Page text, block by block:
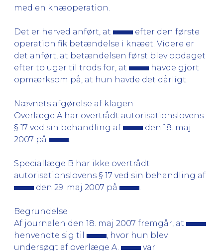
med en knæoperation.
Det er herved anført, at
efter den første
operation fik betændelse i knæet. Videre er
det anført, at betændelsen først blev opdaget
efter to uger til trods for, at
havde gjort
opmærksom på, at hun havde det dårligt.
Nævnets afgørelse af klagen
Overlæge A har overtrådt autorisationslovens
§ 17 ved sin behandling af
den 18. maj
2007 på
Speciallæge B har ikke overtrådt
autorisationslovens § 17 ved sin behandling af
den 29. maj 2007 på
Begrundelse
Af journalen den 18. maj 2007 fremgår, at
henvendte sig til
, hvor hun blev
undersøgt af overlæge A.
var